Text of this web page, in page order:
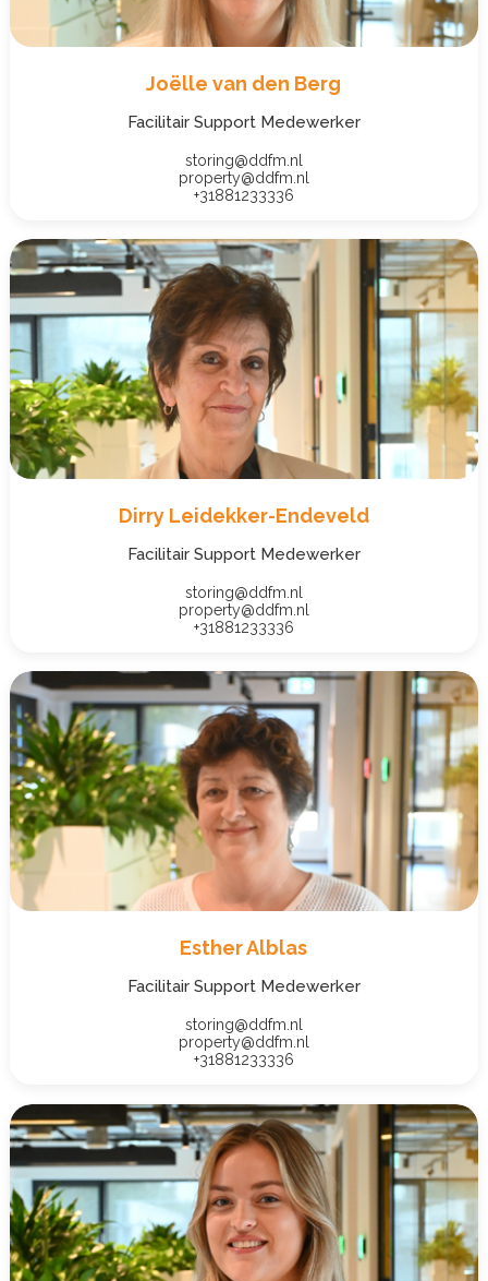
Joëlle van den Berg
Facilitair Support Medewerker
storing@ddfm.nl
property@ddfm.nl
+31881233336
Dirry Leidekker-Endeveld
Facilitair Support Medewerker
storing@ddfm.nl
property@ddfm.nl
+31881233336
Esther Alblas
Facilitair Support Medewerker
storing@ddfm.nl
property@ddfm.nl
+31881233336